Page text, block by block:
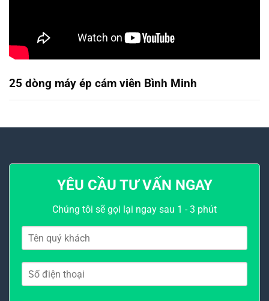
25 dòng máy ép cám viên Bình Minh
YÊU CẦU TƯ VẤN NGAY
Chúng tôi sẽ gọi lại ngay sau 1 - 3 phút